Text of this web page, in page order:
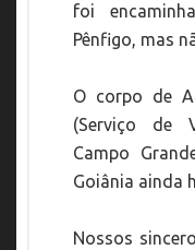
foi
Pênfigo, mas
O corpo de
(Serviço de
Campo
Goiânia ainda
Nossos